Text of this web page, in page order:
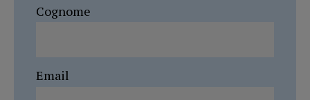
Cognome
Email